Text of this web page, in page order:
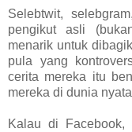
Selebtwit,
pengikut asli
menarik untuk
pula yang
cerita mereka itu
mereka di dunia
Kalau di